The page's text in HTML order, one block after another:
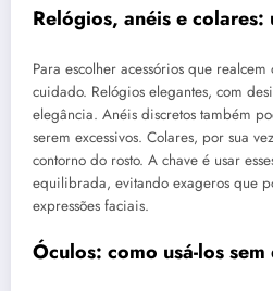
Relógios, anéis e
Para escolher acessórios que
cuidado. Relógios elegantes, com
elegância. Anéis discretos também
serem excessivos. Colares, por sua
contorno do rosto. A chave é usar
equilibrada, evitando exageros que
expressões faciais.
Óculos: como usá-los